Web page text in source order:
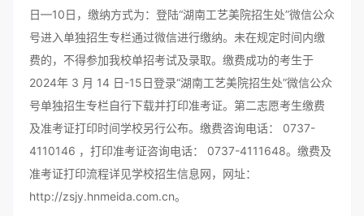
日—10日，缴纳方式为：登陆“湖南工艺美院招生处”微信公众
号进入单独招生专栏通过微信进行缴纳。未在规定时间内缴
费的，不得参加我校单招考试及录取。缴费成功的考生于
2024年 3 月 14 日-15日登录“湖南工艺美院招生处”微信公众
号单独招生专栏自行下载并打印准考证。第二志愿考生缴费
及准考证打印时间学校另行公布。缴费咨询电话： 0737-
4110146 ，打印准考证咨询电话： 0737-4111648。缴费及
准考证打印流程详见学校招生信息网，网址：
http://zsjy.hnmeida.com.cn。